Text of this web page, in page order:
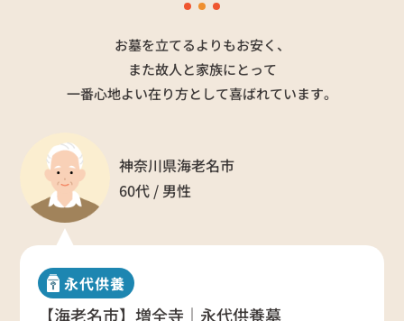
お墓を立てるよりもお安く、
また故人と家族にとって
一番心地よい在り方として喜ばれています。
神奈川県海老名市
60代 / 男性
永代供養
【海老名市】増全寺｜永代供養墓